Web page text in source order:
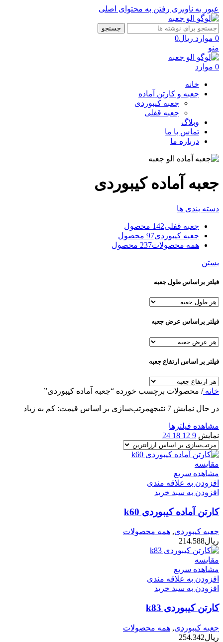
عبور به ناوبری رفتن به محتوای اصلی
جستجو
0 موارد ریال0
منو
0 موارد
خانه
جعبه و کارتن آماده
جعبه کیبوردی
جعبه قفلی
وبلاگ
تماس با ما
درباره ما
جعبه آماده کیبوردی
دسته بندی ها
جعبه قفلی142 محصول
جعبه کیبوردی97 محصول
همه محصولات237 محصول
بستن
فیلتر براساس طول جعبه
فیلتر براساس عرض جعبه
فیلتر بر اساس ارتفاع جعبه
خانه/ محصولات برچسب خورده “جعبه آماده کیبوردی”
در حال نمایش 7 نتیجه مرتب‌سازی بر اساس قیمت: کم به زیاد
مشاهده فیلترها
نمایش 9
12
18
24
مقایسه
مشاهده سریع
افزودن به علاقه مندی
افزودن به سبد خرید
کارتن آماده کیبوردی k60
جعبه کیبوردی, همه محصولات
ریال214.588
مقایسه
مشاهده سریع
افزودن به علاقه مندی
افزودن به سبد خرید
کارتن کیبوردی k83
جعبه کیبوردی, همه محصولات
ریال254.342